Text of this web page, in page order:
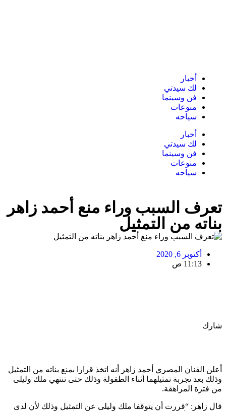
أخبار
لك سيدتي
فن وسينما
منوعات
سياحه
أخبار
لك سيدتي
فن وسينما
منوعات
سياحه
تعرف السبب وراء منع أحمد زاهر
بناته من التمثيل
أكتوبر 6, 2020
11:13 ص
شارك
أعلن الفنان المصري أحمد زاهر أنه اتخذ قرارا بمنع بناته من التمثيل
وذلك بعد تجربة تمثيلهما أثناء الطفولة وذلك حتى تنتهي ملك وليلى
من فترة المراهقة.
قال زاهر: “قررت أن يتوقفا ملك وليلى عن التمثيل وذلك لأن لدى